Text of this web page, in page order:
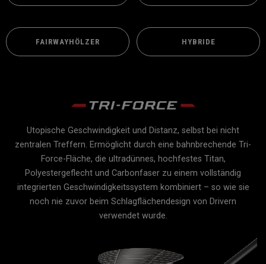
FAIRWAYHÖLZER HYBRIDE
Utopische Geschwindigkeit und Distanz, selbst bei nicht
zentralen Treffern. Ermöglicht durch eine bahnbrechende Tri-
Force-Fläche, die ultradünnes, hochfestes Titan,
Polyestergeflecht und Carbonfaser zu einem vollständig
integrierten Geschwindigkeitssystem kombiniert – so wie sie
noch nie zuvor beim Schlagflächendesign von Drivern
verwendet wurde.